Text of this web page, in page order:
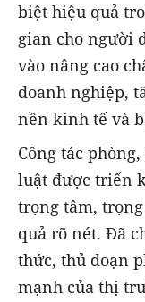
biệt hiệu quả
gian cho người
vào nâng cao
doanh nghiệp,
nền kinh tế và
Công tác
luật được triển
trọng tâm,
quả rõ nét. Đã
thức, thủ đoạn
mạnh của thị